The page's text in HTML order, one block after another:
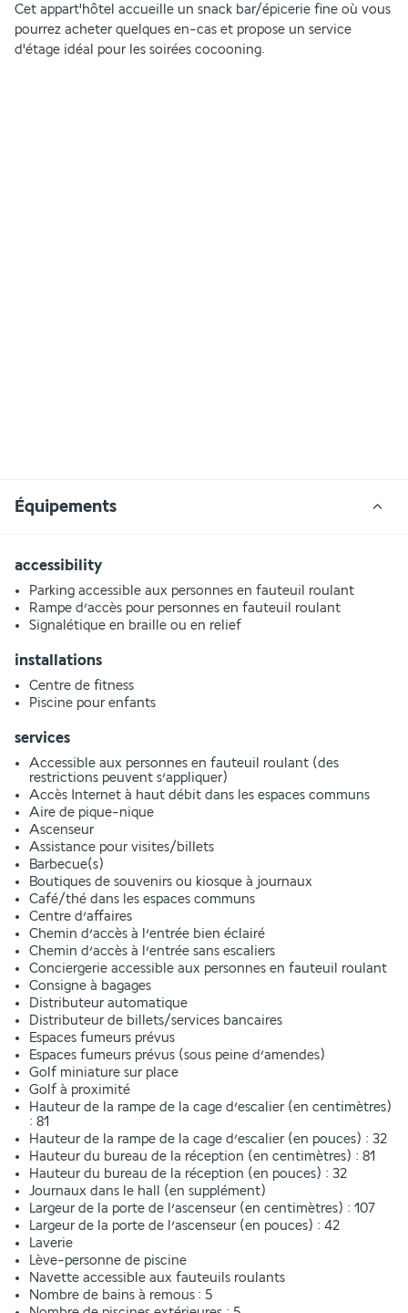
Cet appart'hôtel accueille un snack bar/épicerie fine où vous
pourrez acheter quelques en-cas et propose un service
d'étage idéal pour les soirées cocooning.
Équipements
accessibility
Parking accessible aux personnes en fauteuil roulant
Rampe d’accès pour personnes en fauteuil roulant
Signalétique en braille ou en relief
installations
Centre de fitness
Piscine pour enfants
services
Accessible aux personnes en fauteuil roulant (des
restrictions peuvent s’appliquer)
Accès Internet à haut débit dans les espaces communs
Aire de pique-nique
Ascenseur
Assistance pour visites/billets
Barbecue(s)
Boutiques de souvenirs ou kiosque à journaux
Café/thé dans les espaces communs
Centre d’affaires
Chemin d’accès à l’entrée bien éclairé
Chemin d’accès à l’entrée sans escaliers
Conciergerie accessible aux personnes en fauteuil roulant
Consigne à bagages
Distributeur automatique
Distributeur de billets/services bancaires
Espaces fumeurs prévus
Espaces fumeurs prévus (sous peine d’amendes)
Golf miniature sur place
Golf à proximité
Hauteur de la rampe de la cage d’escalier (en centimètres)
: 81
Hauteur de la rampe de la cage d’escalier (en pouces) : 32
Hauteur du bureau de la réception (en centimètres) : 81
Hauteur du bureau de la réception (en pouces) : 32
Journaux dans le hall (en supplément)
Largeur de la porte de l’ascenseur (en centimètres) : 107
Largeur de la porte de l’ascenseur (en pouces) : 42
Laverie
Lève-personne de piscine
Navette accessible aux fauteuils roulants
Nombre de bains à remous : 5